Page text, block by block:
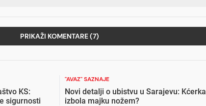
PRIKAŽI KOMENTARE (7)
KS:
sigurnosti
"AVAZ" SAZNAJE
Novi detalji o ubistvu u Sarajevu: Kćerka
izbola majku nožem?